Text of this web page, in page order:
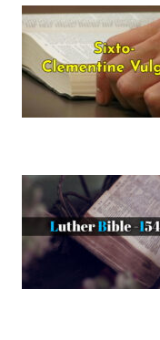
The
July